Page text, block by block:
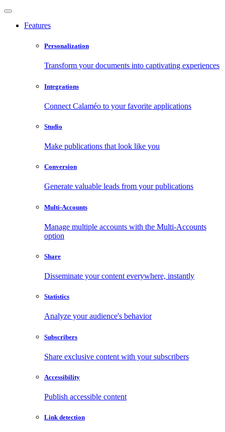
Features
Personalization
Transform your documents into captivating experiences
Integrations
Connect Calaméo to your favorite applications
Studio
Make publications that look like you
Conversion
Generate valuable leads from your publications
Multi-Accounts
Manage multiple accounts with the Multi-Accounts
option
Share
Disseminate your content everywhere, instantly
Statistics
Analyze your audience's behavior
Subscribers
Share exclusive content with your subscribers
Accessibility
Publish accessible content
Link detection